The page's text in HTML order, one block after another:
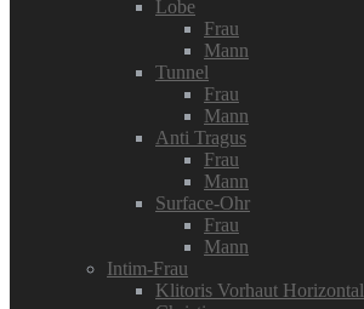
Lobe
Frau
Mann
Tunnel
Frau
Mann
Anti Tragus
Frau
Mann
Surface-Ohr
Frau
Mann
Intim-Frau
Klitoris Vorhaut Horizontal